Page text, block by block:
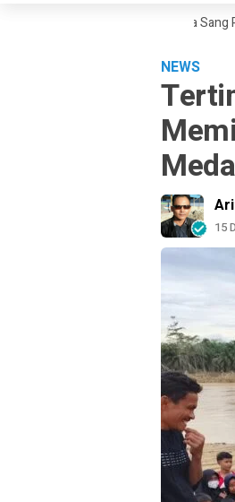
Jurnalisme Bersama Sang Praktisi
NEWS
15